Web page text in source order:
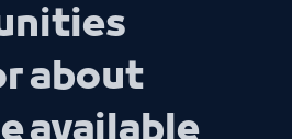
about